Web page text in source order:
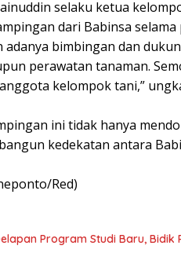
selaku ketua
dari Babinsa
bimbingan dan
perawatan tanaman.
kelompok tani,”
ini tidak hanya
kedekatan antara
Red)
Program Studi Baru,